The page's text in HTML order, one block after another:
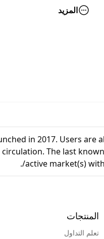
المزيد
in 2017. Users
circulation. The last
active market(s)
المنتجات
تعلم التداول